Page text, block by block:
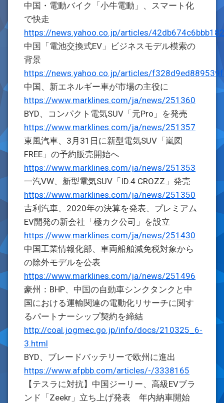
中国・電動バイク「小牛電動」、スマート化
で快走
https://news.yahoo.co.jp/articles/
中国「電池交換式EV」ビジネスモデル模索の
背景
https://news.yahoo.co.jp/articles/
中国、新エネルギー車が市場の主役に
https://www.marklines.com/ja/news/251360
BYD、コンパクト電気SUV「元Pro」を発売
https://www.marklines.com/ja/news/251357
東風汽車、3月31日に新型電気SUV「嵐図
FREE」の予約販売開始へ
https://www.marklines.com/ja/news/251353
一汽VW、新型電気SUV「ID.4 CROZZ」発売
https://www.marklines.com/ja/news/251350
吉利汽車、2020年の決算を発表、プレミアム
EV開発の新会社「極カク公司」を設立
https://www.marklines.com/ja/news/251430
中国工業情報化部、車両船舶減免税対象から
の除外モデルを公表
https://www.marklines.com/ja/news/251496
豪州：BHP、中国の自動車シンクタンクと中
国における運輸関連の電動化リサーチに関す
るパートナーシップ契約を締結
http://coal.jogmec.go.jp/info/docs/210325_6-
3.html
BYD、ブレードバッテリーで欧州に進出
https://www.afpbb.com/articles/-/3338165
【テスラに対抗】中国ジーリー、高級EVブラ
ンド「Zeekr」立ち上げ発表 年内納車開始